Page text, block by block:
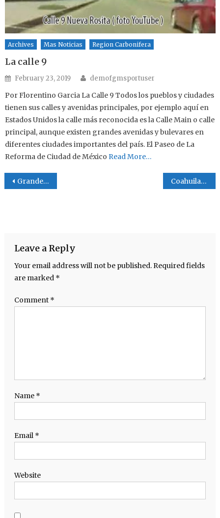
Archives Mas Noticias Region Carbonifera
La calle 9
Posted on
February 23, 2019 Author
demofgmsportuser
Por Florentino Garcia La Calle 9 Todos los pueblos y ciudades
tienen sus calles y avenidas principales, por ejemplo aquí en
Estados Unidos la calle más reconocida es la Calle Main o calle
principal, aunque existen grandes avenidas y bulevares en
diferentes ciudades importantes del país. El Paseo de La
Reforma de Ciudad de México Read More…
Post navigation
Grande es Dios Coahuila cuna del Béisbol
Leave a Reply
Your email address will not be published. Required fields
are marked *
Comment *
Name *
Email *
Website